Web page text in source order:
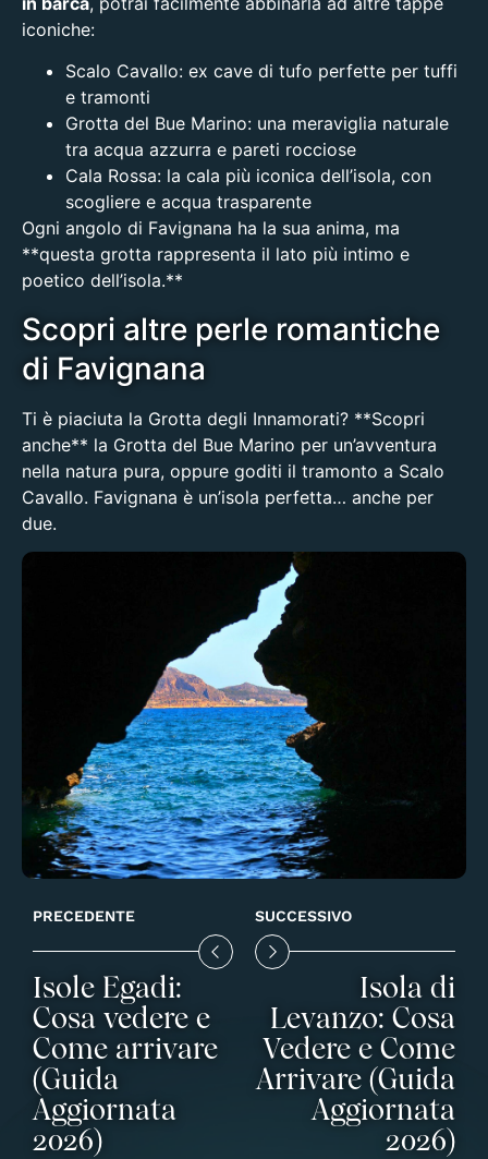
iconiche:
Scalo Cavallo: ex cave di tufo perfette per tuffi
e tramonti
Grotta del Bue Marino: una meraviglia naturale
tra acqua azzurra e pareti rocciose
Cala Rossa: la cala più iconica dell’isola, con
scogliere e acqua trasparente
Ogni angolo di Favignana ha la sua anima, ma
**questa grotta rappresenta il lato più intimo e
poetico dell’isola.**
Scopri altre perle romantiche
di Favignana
Ti è piaciuta la Grotta degli Innamorati? **Scopri
anche** la Grotta del Bue Marino per un’avventura
nella natura pura, oppure goditi il tramonto a Scalo
Cavallo. Favignana è un’isola perfetta… anche per
due.
PRECEDENTE
Isole Egadi:
Cosa vedere e
Come arrivare
(Guida
Aggiornata
2026)
SUCCESSIVO
Isola di
Levanzo: Cosa
Vedere e Come
Arrivare (Guida
Aggiornata
2026)